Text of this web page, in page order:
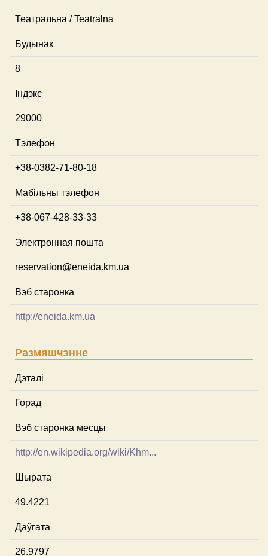
Театральна / Teatralna
Будынак
8
Індэкс
29000
Тэлефон
+38-0382-71-80-18
Мабільны тэлефон
+38-067-428-33-33
Электронная пошта
reservation@eneida.km.ua
Вэб старонка
http://eneida.km.ua
Размяшчэнне
Дэталі
Горад
Вэб старонка месцы
http://en.wikipedia.org/wiki/Khm...
Шырата
49.4221
Даўгата
26.9797